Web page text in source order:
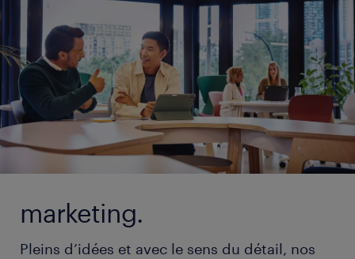
marketing.
Pleins d’idées et avec le sens du détail, nos